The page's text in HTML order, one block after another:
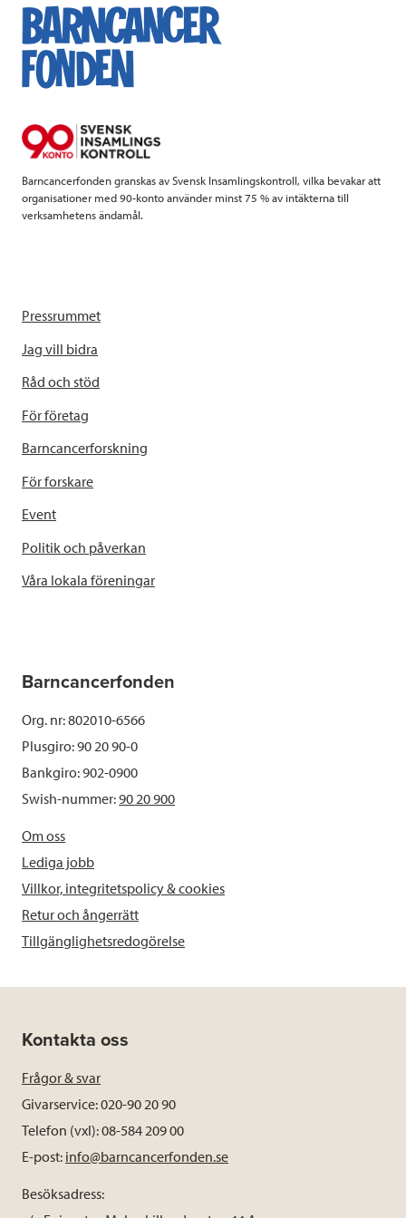
e
b
k
t
t
k
e
Barncancerfonden granskas av Svensk Insamlingskontroll, vilka bevakar att
organisationer med 90-konto använder minst 75 % av intäkterna till
verksamhetens ändamål.
Pressrummet
Jag vill bidra
Råd och stöd
För företag
Barncancerforskning
För forskare
Event
Politik och påverkan
Våra lokala föreningar
Barncancerfonden
Org. nr: 802010-6566
Plusgiro: 90 20 90-0
Bankgiro: 902-0900
Swish-nummer:90 20 900
Om oss
Lediga jobb
Villkor, integritetspolicy & cookies
Retur och ångerrätt
Tillgänglighetsredogörelse
Kontakta oss
Frågor & svar
Givarservice: 020-90 20 90
Telefon (vxl): 08-584 209 00
E-post: info@barncancerfonden.se
Besöksadress: